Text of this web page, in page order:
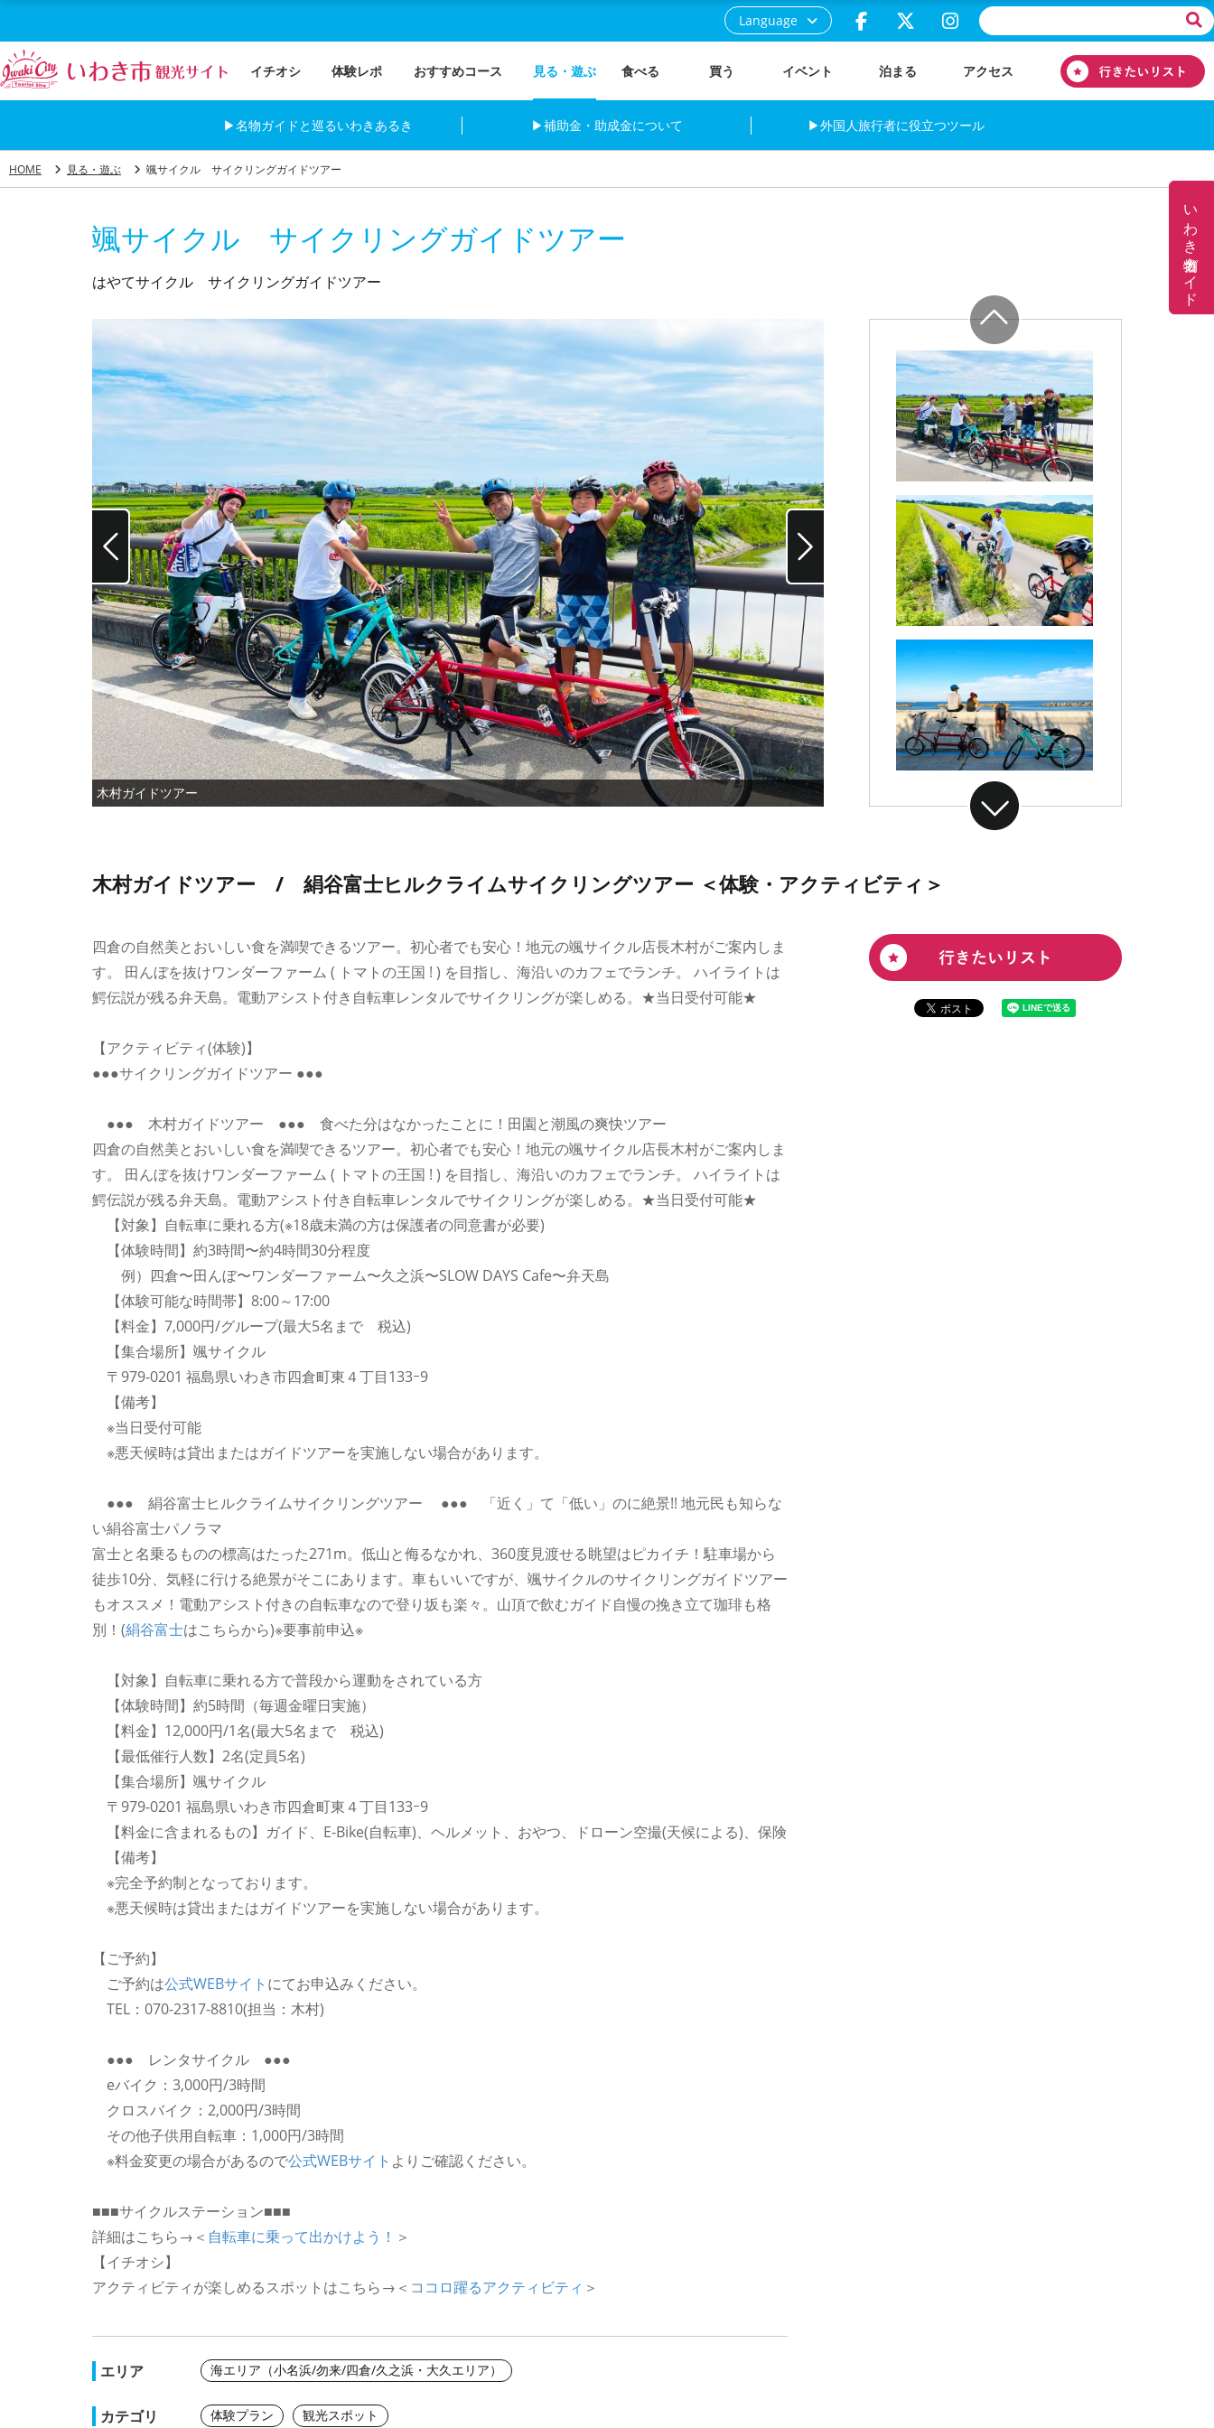
Language
イチオシ 体験レポ おすすめコース 見る・遊ぶ 食べる 買う イベント 泊まる アクセス
▶名物ガイドと巡るいわきあるき ▶補助金・助成金について ▶外国人旅行者に役立つツール
いわき名物ガイド
HOME 見る・遊ぶ 颯サイクル サイクリングガイドツアー
颯サイクル サイクリングガイドツアー
はやてサイクル サイクリングガイドツアー
木村ガイドツアー
木村ガイドツアー / 絹谷富士ヒルクライムサイクリングツアー ＜体験・アクティビティ＞
四倉の自然美とおいしい食を満喫できるツアー。初心者でも安心！地元の颯サイクル店長木村がご案内しま
す。 田んぼを抜けワンダーファーム ( トマトの王国 ! ) を目指し、海沿いのカフェでランチ。 ハイライトは
鰐伝説が残る弁天島。電動アシスト付き自転車レンタルでサイクリングが楽しめる。★当日受付可能★
【アクティビティ(体験)】
●●●サイクリングガイドツアー ●●●
●●● 木村ガイドツアー ●●● 食べた分はなかったことに！田園と潮風の爽快ツアー
四倉の自然美とおいしい食を満喫できるツアー。初心者でも安心！地元の颯サイクル店長木村がご案内しま
す。 田んぼを抜けワンダーファーム ( トマトの王国 ! ) を目指し、海沿いのカフェでランチ。 ハイライトは
鰐伝説が残る弁天島。電動アシスト付き自転車レンタルでサイクリングが楽しめる。★当日受付可能★
【対象】自転車に乗れる方(※18歳未満の方は保護者の同意書が必要)
【体験時間】約3時間〜約4時間30分程度
例）四倉〜田んぼ〜ワンダーファーム〜久之浜〜SLOW DAYS Cafe〜弁天島
【体験可能な時間帯】8:00～17:00
【料金】7,000円/グループ(最大5名まで 税込)
【集合場所】颯サイクル
〒979-0201 福島県いわき市四倉町東４丁目133ｰ9
【備考】
※当日受付可能
※悪天候時は貸出またはガイドツアーを実施しない場合があります。
●●● 絹谷富士ヒルクライムサイクリングツアー ●●● 「近く」て「低い」のに絶景!! 地元民も知らな
い絹谷富士パノラマ
富士と名乗るものの標高はたった271m。低山と侮るなかれ、360度見渡せる眺望はピカイチ！駐車場から
徒歩10分、気軽に行ける絶景がそこにあります。車もいいですが、颯サイクルのサイクリングガイドツアー
もオススメ！電動アシスト付きの自転車なので登り坂も楽々。山頂で飲むガイド自慢の挽き立て珈琲も格
別！(絹谷富士はこちらから)※要事前申込※
【対象】自転車に乗れる方で普段から運動をされている方
【体験時間】約5時間（毎週金曜日実施）
【料金】12,000円/1名(最大5名まで 税込)
【最低催行人数】2名(定員5名)
【集合場所】颯サイクル
〒979-0201 福島県いわき市四倉町東４丁目133ｰ9
【料金に含まれるもの】ガイド、E-Bike(自転車)、ヘルメット、おやつ、ドローン空撮(天候による)、保険
【備考】
※完全予約制となっております。
※悪天候時は貸出またはガイドツアーを実施しない場合があります。
【ご予約】
ご予約は公式WEBサイト にてお申込みください。
TEL：070-2317-8810(担当：木村)
●●● レンタサイクル ●●●
eバイク：3,000円/3時間
クロスバイク：2,000円/3時間
その他子供用自転車：1,000円/3時間
※料金変更の場合があるので公式WEBサイト よりご確認ください。
■■■サイクルステーション■■■
詳細はこちら→＜ 自転車に乗って出かけよう！ ＞
【イチオシ】
アクティビティが楽しめるスポットはこちら→＜ ココロ躍るアクティビティ ＞
エリア 海エリア（小名浜/勿来/四倉/久之浜・大久エリア）
カテゴリ 体験プラン 観光スポット